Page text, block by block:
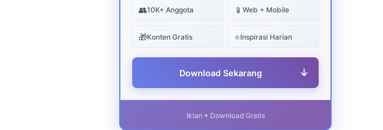
👥10K+ Anggota 📱 Web + Mobile
🎁Konten Gratis ⭐Inspirasi Harian
Download Sekarang ↓
Iklan • Download Gratis